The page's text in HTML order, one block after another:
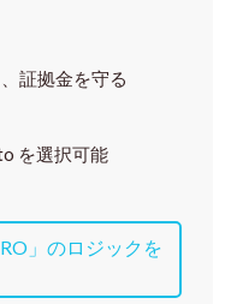
証拠金を守る
を選択可能
」のロジックを